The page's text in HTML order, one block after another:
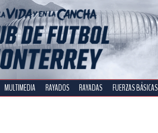
MULTIMEDIA RAYADOS RAYADAS FUERZAS BÁSICAS